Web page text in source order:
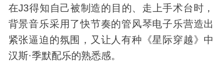
在J3得知自己被制造的目的、走上手术台时，
背景音乐采用了快节奏的管风琴电子乐营造出
紧张逼迫的氛围，又让人有种《星际穿越》中
汉斯·季默配乐的熟悉感。